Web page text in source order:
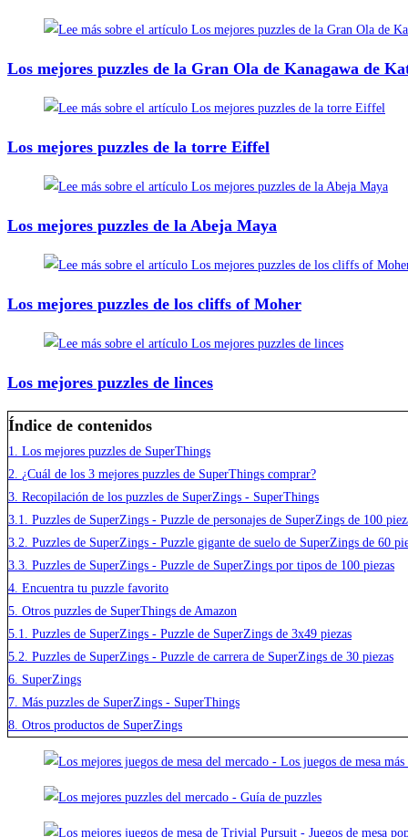
Los mejores puzzles de la Gran Ola de Kanagawa de
Los mejores puzzles de la torre Eiffel
Los mejores puzzles de la Abeja Maya
Los mejores puzzles de los cliffs of Moher
Los mejores puzzles de linces
Índice de contenidos
1.
Los mejores puzzles de SuperThings
2.
¿Cuál de los 3 mejores puzzles de SuperThings comprar?
3. Recopilación de los puzzles de SuperZings - SuperThings
3.1.
Puzzles de SuperZings - Puzzle de personajes de SuperZings de 100
3.2. Puzzles de SuperZings - Puzzle gigante de suelo de SuperZings de 60
3.3. Puzzles de SuperZings - Puzzle de SuperZings por tipos de 100 piezas
4. Encuentra tu puzzle favorito
5. Otros puzzles de SuperThings de Amazon
5.1.
Puzzles de SuperZings - Puzzle de SuperZings de 3x49 piezas
5.2. Puzzles de SuperZings - Puzzle de carrera de SuperZings de 30 piezas
6. SuperZings
7. Más puzzles de SuperZings - SuperThings
8. Otros productos de SuperZings